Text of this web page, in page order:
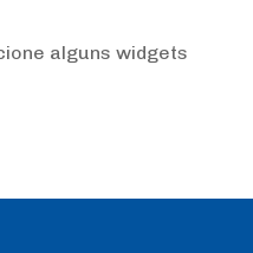
alguns widgets